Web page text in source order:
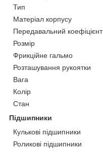
Тип
Матеріал корпусу
Передавальний коефіцієнт
Розмір
Фрикційне гальмо
Розташування рукоятки
Вага
Колір
Стан
Підшипники
Кулькові підшипники
Роликові підшипники